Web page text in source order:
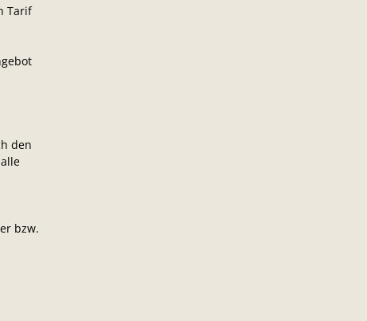
Tarif
den
bzw.